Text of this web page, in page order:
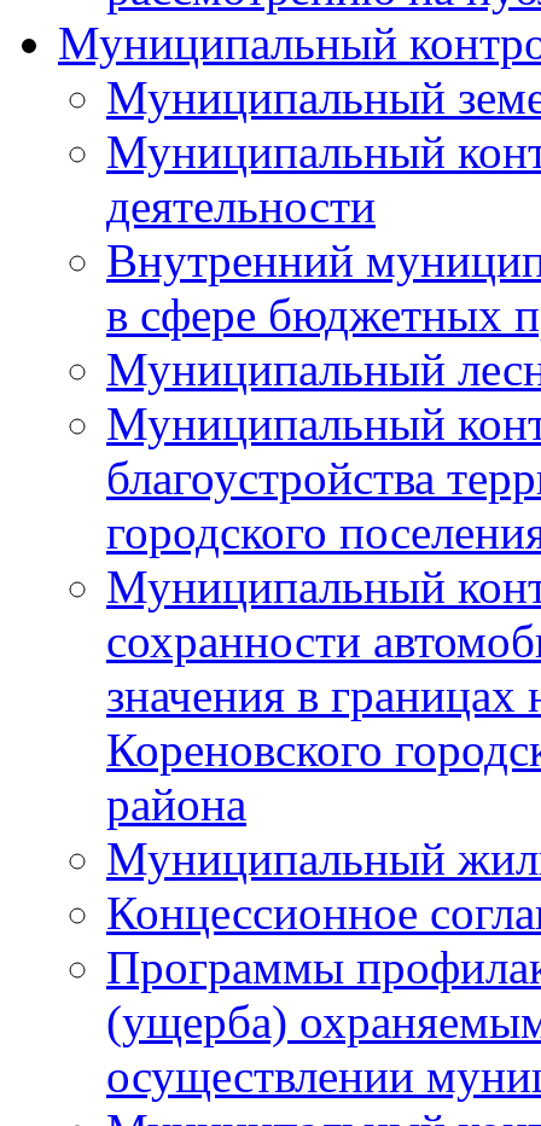
Муниципальный
Муниципальный
Муниципальный
деятельности
Внутренний
в сфере бюджетных
Муниципальный
Муниципальный
благоустройства
городского
Муниципальный
сохранности
значения в
Кореновского
района
Муниципальный
Концессионное
Программы
(ущерба)
осуществлении